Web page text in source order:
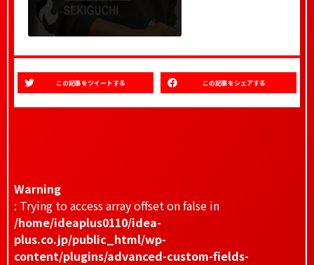
この記事をツイートする この記事をシェアする
Warning
: Trying to access array offset on false in
/home/ideaplus0110/idea-
plus.co.jp/public_html/wp-
content/plugins/advanced-custom-fields-